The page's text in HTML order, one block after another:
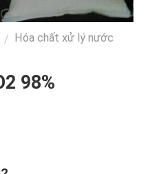
/
Hóa chất xử lý nước
98%